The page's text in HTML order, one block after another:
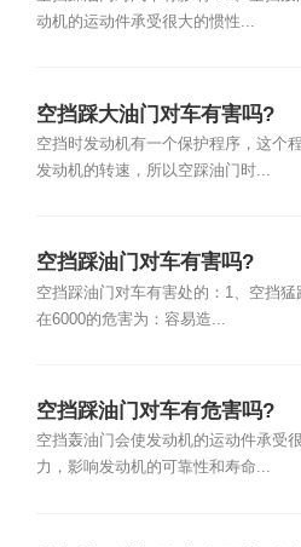
动机的运动件承受很大的惯性...
空挡踩大油门对车有害吗?
空挡时发动机有一个保护程序，这个
发动机的转速，所以空踩油门时...
空挡踩油门对车有害吗?
空挡踩油门对车有害处的：1、空挡猛
在6000的危害为：容易造...
空挡踩油门对车有危害吗?
空挡轰油门会使发动机的运动件承受
力，影响发动机的可靠性和寿命...